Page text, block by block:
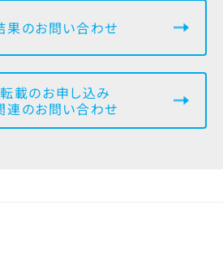
果のお問い合わせ
載のお申し込み
連のお問い合わせ